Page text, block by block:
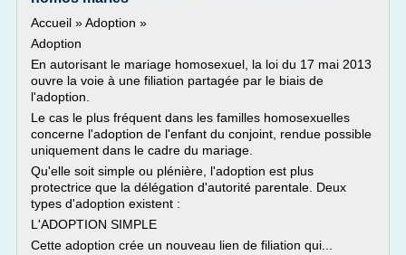
Accueil » Adoption »
Adoption
En autorisant le mariage homosexuel, la loi du 17 mai 2013
ouvre la voie à une filiation partagée par le biais de
l'adoption.
Le cas le plus fréquent dans les familles homosexuelles
concerne l'adoption de l'enfant du conjoint, rendue possible
uniquement dans le cadre du mariage.
Qu'elle soit simple ou plénière, l'adoption est plus
protectrice que la délégation d'autorité parentale. Deux
types d'adoption existent :
L'ADOPTION SIMPLE
Cette adoption crée un nouveau lien de filiation qui...